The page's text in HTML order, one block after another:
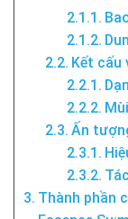
Kết cấu
Ấn
Thành phần